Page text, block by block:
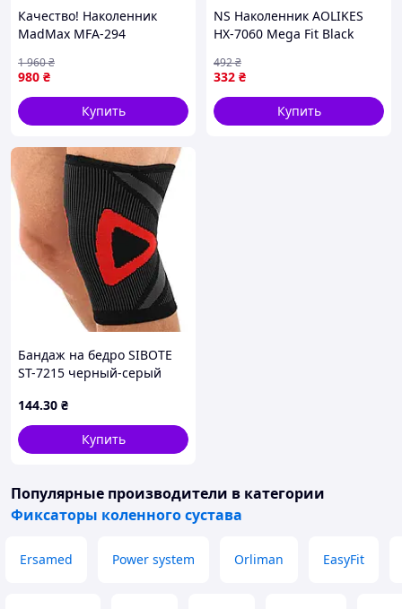
Качество! Наколенник
MadMax MFA-294
Dark Grey/Green (1шт.) M -
Гарантия! Сервис!
980 ₴
1 960₴
Купить
NS Наколенник AOLIKES
HX-7060 Mega Fit Black
Nes22/Q
332 ₴
492₴
Купить
Бандаж на бедро SIBOTE
ST-7215 черный-серый
144.30 ₴
Купить
Популярные производители в категории
Фиксаторы коленного сустава
Ersamed Power system Orliman EasyFit